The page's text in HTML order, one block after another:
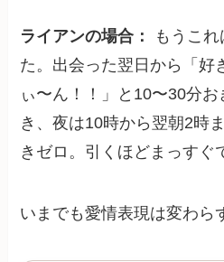
ライアンの場合：
もうこ
た。出会った翌日から「好
ぃ〜ん！！」と10〜30分
き、夜は10時から翌朝2時
きゼロ。引くほどまっすぐ
いまでも愛情表現は変わら